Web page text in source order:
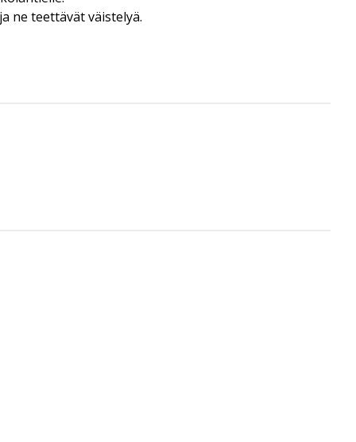
ne teettävät väistelyä.